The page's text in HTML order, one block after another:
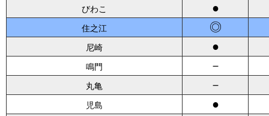
びわこ ●
住之江 ◎
尼崎 ●
鳴門 －
丸亀 －
児島 ●